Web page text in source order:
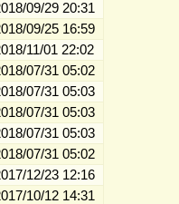
09/29 20:31
09/25 16:59
11/01 22:02
07/31 05:02
07/31 05:03
07/31 05:03
07/31 05:03
07/31 05:02
12/23 12:16
10/12 14:31